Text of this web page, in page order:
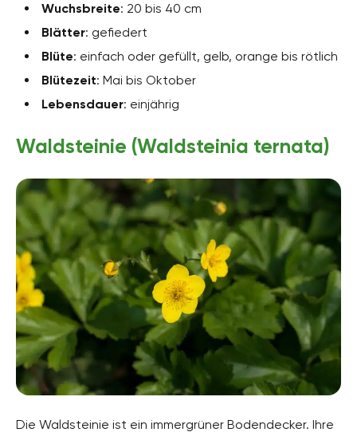
Wuchsbreite: 20 bis 40 cm
Blätter: gefiedert
Blüte: einfach oder gefüllt, gelb, orange bis rötlich
Blütezeit: Mai bis Oktober
Lebensdauer: einjährig
Waldsteinie (Waldsteinia ternata)
Die Waldsteinie ist ein immergrüner Bodendecker. Ihre